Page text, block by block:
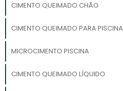
CIMENTO QUEIMADO CHÃO
CIMENTO QUEIMADO PARA PISCINA
MICROCIMENTO PISCINA
CIMENTO QUEIMADO LÍQUIDO